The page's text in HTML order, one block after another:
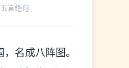
五言绝句
名成八阵图。